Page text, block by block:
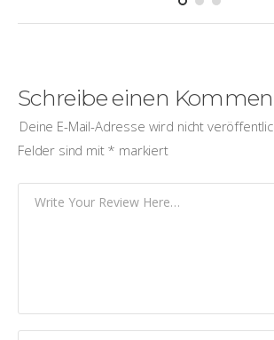
Schreibe einen
Deine E-Mail-Adresse wird nicht
Felder sind mit * markiert